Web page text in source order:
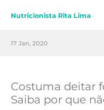
Fitness
Mães e
Nutricionista Rita Lima
17 Jan, 2020
Costuma deitar
Saiba por que